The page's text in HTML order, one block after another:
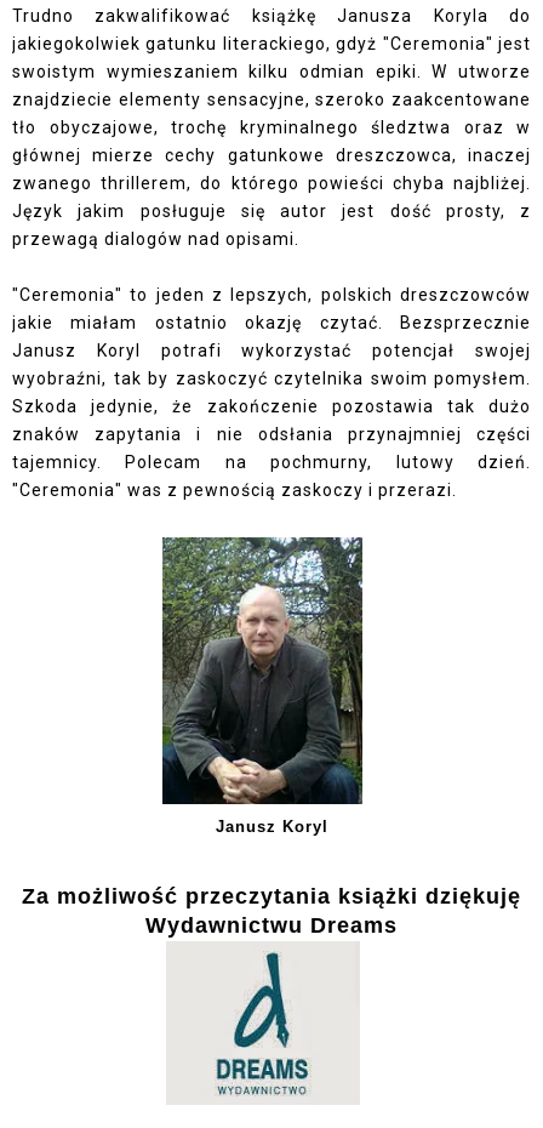
Trudno zakwalifikować książkę Janusza Koryla do
jakiegokolwiek gatunku literackiego, gdyż "Ceremonia" jest
swoistym wymieszaniem kilku odmian epiki. W utworze
znajdziecie elementy sensacyjne, szeroko zaakcentowane
tło obyczajowe, trochę kryminalnego śledztwa oraz w
głównej mierze cechy gatunkowe dreszczowca, inaczej
zwanego thrillerem, do którego powieści chyba najbliżej.
Język jakim posługuje się autor jest dość prosty, z
przewagą dialogów nad opisami.
"Ceremonia" to jeden z lepszych, polskich dreszczowców
jakie miałam ostatnio okazję czytać. Bezsprzecznie
Janusz Koryl potrafi wykorzystać potencjał swojej
wyobraźni, tak by zaskoczyć czytelnika swoim pomysłem.
Szkoda jedynie, że zakończenie pozostawia tak dużo
znaków zapytania i nie odsłania przynajmniej części
tajemnicy. Polecam na pochmurny, lutowy dzień.
"Ceremonia" was z pewnością zaskoczy i przerazi.
Janusz Koryl
Za możliwość przeczytania książki dziękuję
Wydawnictwu Dreams